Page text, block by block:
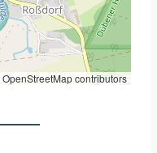
contributors